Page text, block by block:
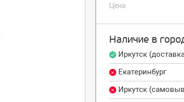
Цена
Наличие в
Иркутск
Екатеринбург
Иркутск